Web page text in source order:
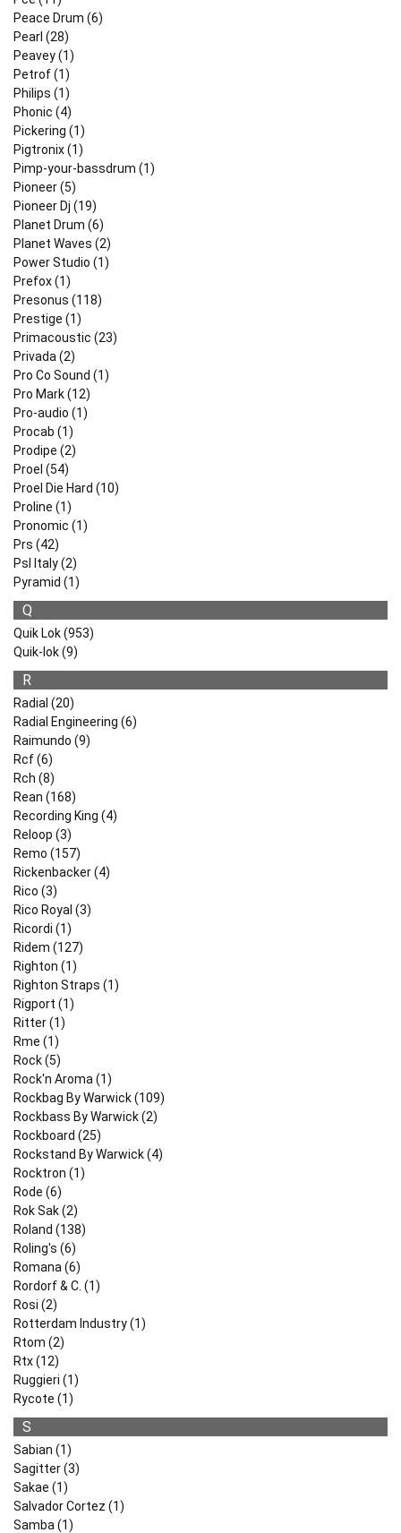
Peace Drum (6)
Pearl (28)
Peavey (1)
Petrof (1)
Philips (1)
Phonic (4)
Pickering (1)
Pigtronix (1)
Pimp-your-bassdrum (1)
Pioneer (5)
Pioneer Dj (19)
Planet Drum (6)
Planet Waves (2)
Power Studio (1)
Prefox (1)
Presonus (118)
Prestige (1)
Primacoustic (23)
Privada (2)
Pro Co Sound (1)
Pro Mark (12)
Pro-audio (1)
Procab (1)
Prodipe (2)
Proel (54)
Proel Die Hard (10)
Proline (1)
Pronomic (1)
Prs (42)
Psl Italy (2)
Pyramid (1)
Q
Quik Lok (953)
Quik-lok (9)
R
Radial (20)
Radial Engineering (6)
Raimundo (9)
Rcf (6)
Rch (8)
Rean (168)
Recording King (4)
Reloop (3)
Remo (157)
Rickenbacker (4)
Rico (3)
Rico Royal (3)
Ricordi (1)
Ridem (127)
Righton (1)
Righton Straps (1)
Rigport (1)
Ritter (1)
Rme (1)
Rock (5)
Rock'n Aroma (1)
Rockbag By Warwick (109)
Rockbass By Warwick (2)
Rockboard (25)
Rockstand By Warwick (4)
Rocktron (1)
Rode (6)
Rok Sak (2)
Roland (138)
Roling's (6)
Romana (6)
Rordorf & C. (1)
Rosi (2)
Rotterdam Industry (1)
Rtom (2)
Rtx (12)
Ruggieri (1)
Rycote (1)
S
Sabian (1)
Sagitter (3)
Sakae (1)
Salvador Cortez (1)
Samba (1)